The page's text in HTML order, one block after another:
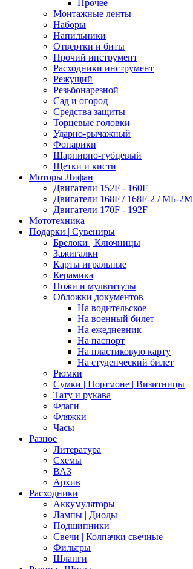
Прочее
Монтажные ленты
Наборы
Напильники
Отвертки и биты
Прочий инструмент
Расходники инструмент
Режущий
Резьбонарезной
Сад и огород
Средства защиты
Торцевые головки
Ударно-рычажный
Фонарики
Шарнирно-губцевый
Щетки и кисти
Моторы Лифан
Двигатели 152F - 160F
Двигатели 168F / 168F-2 / МБ-2М
Двигатели 170F - 192F
Мототехника
Подарки | Сувениры
Брелоки | Ключницы
Зажигалки
Карты игральные
Керамика
Ножи и мультитулы
Обложки документов
На водительское
На военный билет
На ежедневник
На паспорт
На пластиковую карту
На студенческий билет
Рюмки
Сумки | Портмоне | Визитницы
Тату и рукава
Флаги
Фляжки
Часы
Разное
Литература
Схемы
ВАЗ
Архив
Расходники
Аккумуляторы
Лампы | Диоды
Подшипники
Свечи | Колпачки свечные
Фильтры
Шланги